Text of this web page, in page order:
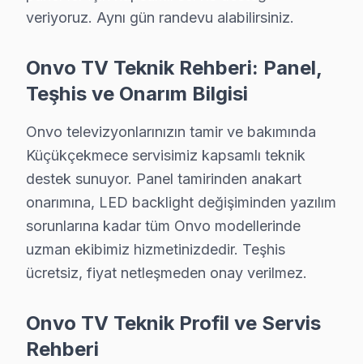
Garanti dahil: Verdiğimiz her fiyata 6 ay işçilik ve 1-2
Onvo Televizyon Kullanım Kılavuzu –
Teknisyen önerileri:
• Küçükçekmece'de orijinal güç kablosu ve adaptör
• Küçükçekmece'de HDMI kablolarını çekip
• Direkt güneş ışığı ve ısı kaynaklarından
• Küçükçekmece'de UPS veya gerilim regülatörü ile
• Ekran parlaklığını Küçükçekmece'de ortam
Küçükçekmece'da düzenli bakım ve doğru kullanım
veriyoruz. Aynı gün randevu alabilirsiniz.
Onvo TV Teknik Rehberi: Panel,
Teşhis ve Onarım Bilgisi
Onvo televizyonlarınızın tamir ve bakımında
Küçükçekmece servisimiz kapsamlı teknik
destek sunuyor. Panel tamirinden anakart
onarımına, LED backlight değişiminden yazılım
sorunlarına kadar tüm Onvo modellerinde
uzman ekibimiz hizmetinizdedir. Teşhis
ücretsiz, fiyat netleşmeden onay verilmez.
Onvo TV Teknik Profil ve Servis
Rehberi